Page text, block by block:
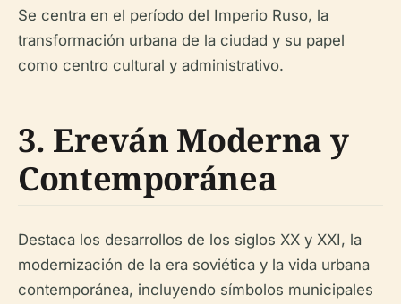
Se centra en el período del Imperio Ruso, la
transformación urbana de la ciudad y su papel
como centro cultural y administrativo.
3. Ereván Moderna y
Contemporánea
Destaca los desarrollos de los siglos XX y XXI, la
modernización de la era soviética y la vida urbana
contemporánea, incluyendo símbolos municipales